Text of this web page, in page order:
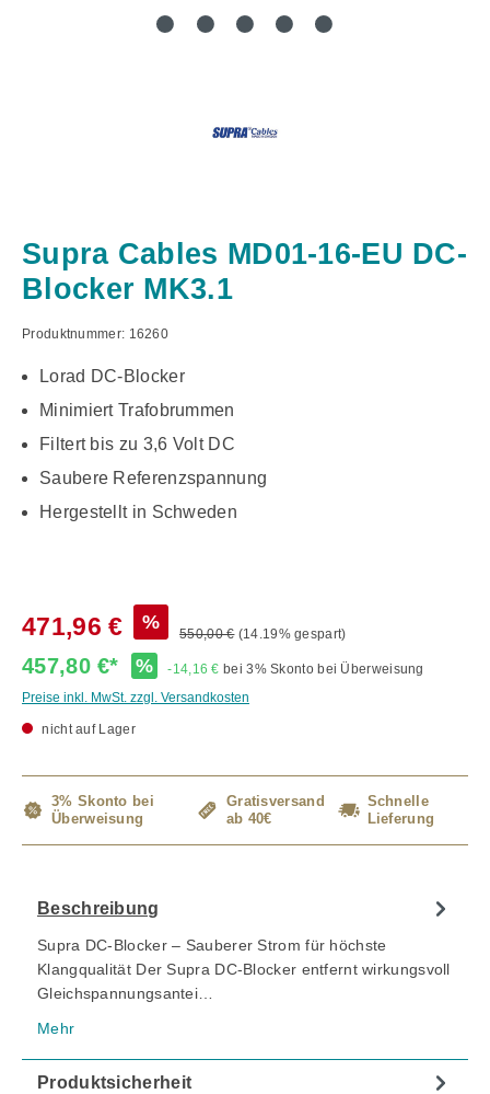
Supra Cables MD01-16-EU DC-
Blocker MK3.1
Produktnummer: 16260
Lorad DC-Blocker
Minimiert Trafobrummen
Filtert bis zu 3,6 Volt DC
Saubere Referenzspannung
Hergestellt in Schweden
471,96 € %
550,00 € (14.19% gespart)
457,80 €* % -14,16 € bei 3% Skonto bei Überweisung
Preise inkl. MwSt. zzgl. Versandkosten
nicht auf Lager
3% Skonto bei
Überweisung
Gratisversand
ab 40€
Schnelle
Lieferung
Beschreibung
Supra DC-Blocker – Sauberer Strom für höchste
Klangqualität Der Supra DC-Blocker entfernt wirkungsvoll
Gleichspannungsantei…
Mehr
Produktsicherheit